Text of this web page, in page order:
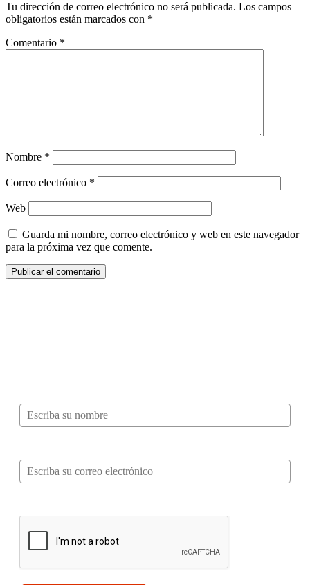
Tu dirección de correo electrónico no será publicada. Los campos
obligatorios están marcados con *
Comentario *
Nombre *
Correo electrónico *
Web
Guarda mi nombre, correo electrónico y web en este navegador
para la próxima vez que comente.